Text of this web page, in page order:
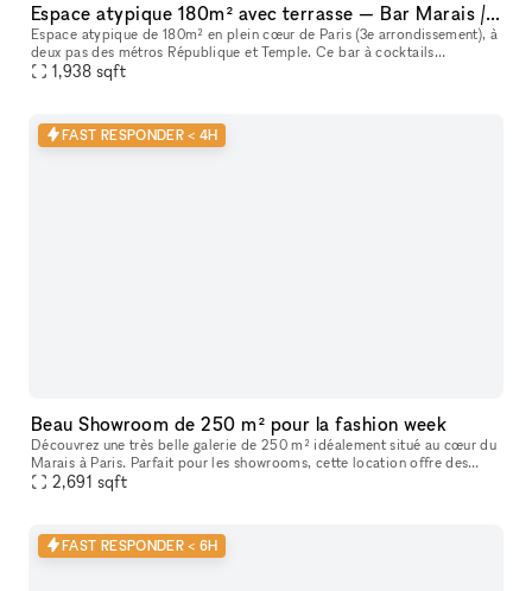
Espace atypique 180m² avec terrasse — Bar Marais / République — Showroom, shooting, pop-up restaurant, défilé
Espace atypique de 180m² en plein cœur de Paris (3e arrondissement), à
deux pas des métros République et Temple. Ce bar à cocktails
centenaire fondé en 1923 offre un cadre unique et scénographiable p
1,938 sqft
FAST RESPONDER < 4H
Beau Showroom de 250 m² pour la fashion week
Découvrez une très belle galerie de 250 m² idéalement situé au cœur du
Marais à Paris. Parfait pour les showrooms, cette location offre des
caractéristiques uniques telles que de hauts plafonds, des
2,691 sqft
FAST RESPONDER < 6H